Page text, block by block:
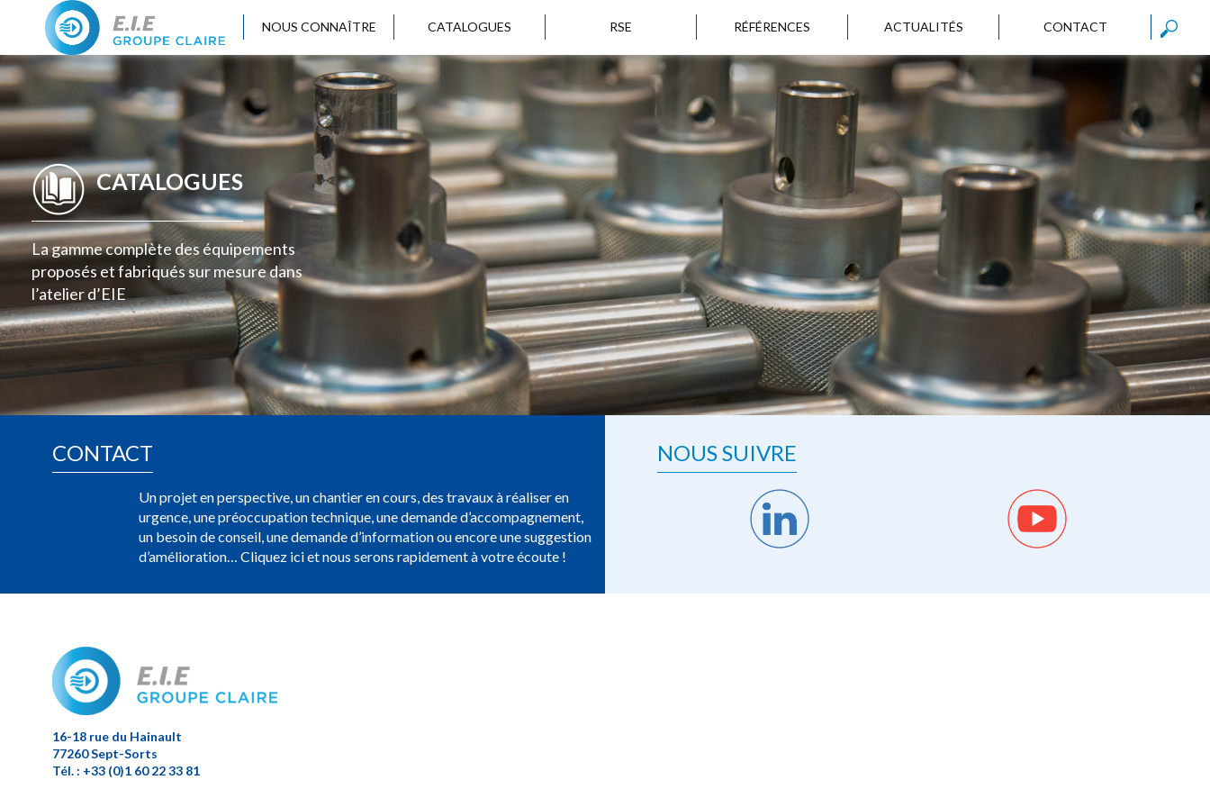
NOUS CONNAÎTRE CATALOGUES RSE RÉFÉRENCES ACTUALITÉS CONTACT
CATALOGUES
La gamme complète des équipements
proposés et fabriqués sur mesure dans
l’atelier d’EIE
CONTACT
Un projet en perspective, un chantier en cours, des travaux à réaliser en
urgence, une préoccupation technique, une demande d’accompagnement,
un besoin de conseil, une demande d’information ou encore une suggestion
d’amélioration… Cliquez ici et nous serons rapidement à votre écoute !
NOUS SUIVRE
16-18 rue du Hainault
77260 Sept-Sorts
Tél. : +33 (0)1 60 22 33 81